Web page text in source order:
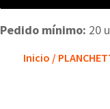
Pedido mínimo: 20
Inicio /